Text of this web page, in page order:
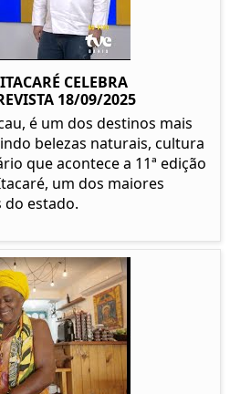
CELEBRA
18/09/2025
é um dos destinos mais
belezas naturais, cultura
que acontece a 11ª edição
um dos maiores
estado.